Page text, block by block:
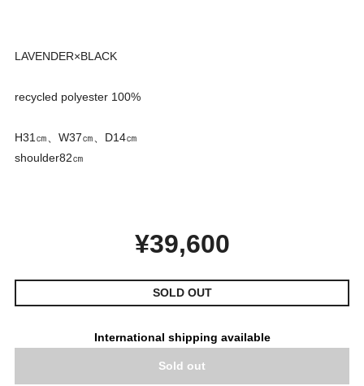
LAVENDER×BLACK
recycled polyester 100%
H31㎝、W37㎝、D14㎝
shoulder82㎝
¥39,600
SOLD OUT
International shipping available
Sold out